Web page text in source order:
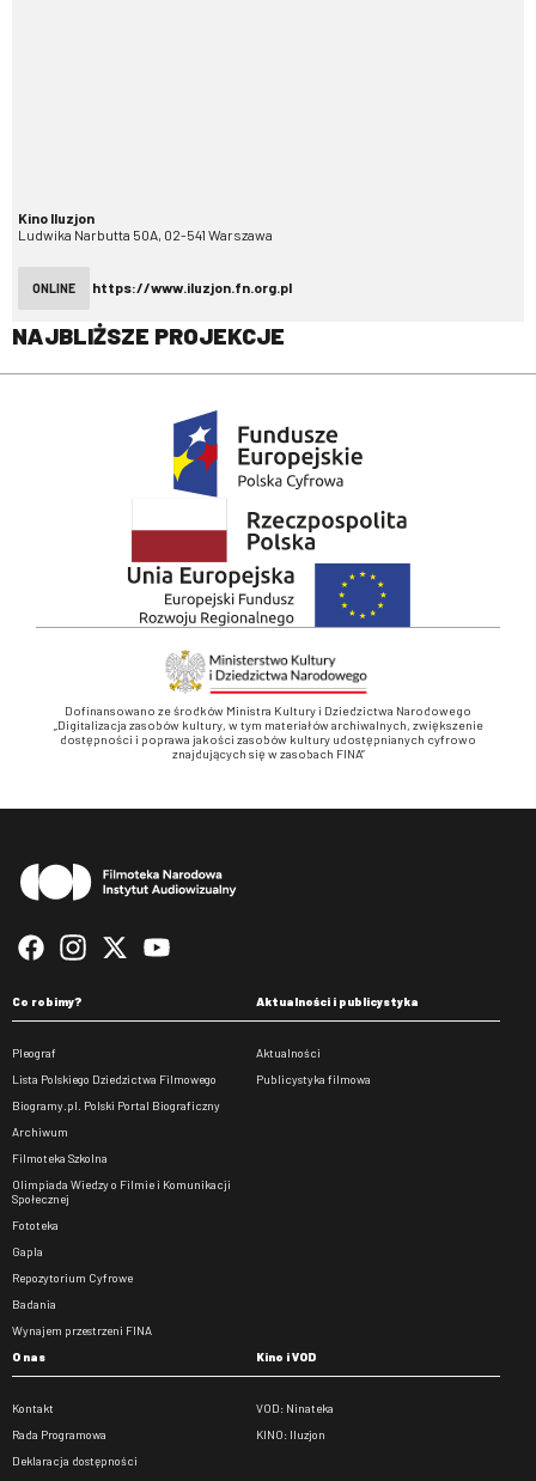
Kino Iluzjon
Ludwika Narbutta 50A, 02-541 Warszawa
ONLINE https://www.iluzjon.fn.org.pl
NAJBLIŻSZE PROJEKCJE
Dofinansowano ze środków Ministra Kultury i Dziedzictwa Narodowego
„Digitalizacja zasobów kultury, w tym materiałów archiwalnych, zwiększenie
dostępności i poprawa jakości zasobów kultury udostępnianych cyfrowo
znajdujących się w zasobach FINA”
Co robimy?
Pleograf
Lista Polskiego Dziedzictwa Filmowego
Biogramy.pl. Polski Portal Biograficzny
Archiwum
Filmoteka Szkolna
Olimpiada Wiedzy o Filmie i Komunikacji
Społecznej
Fototeka
Gapla
Repozytorium Cyfrowe
Badania
Wynajem przestrzeni FINA
Aktualności i publicystyka
Aktualności
Publicystyka filmowa
O nas
Kontakt
Rada Programowa
Deklaracja dostępności
Kino i VOD
VOD: Ninateka
KINO: Iluzjon